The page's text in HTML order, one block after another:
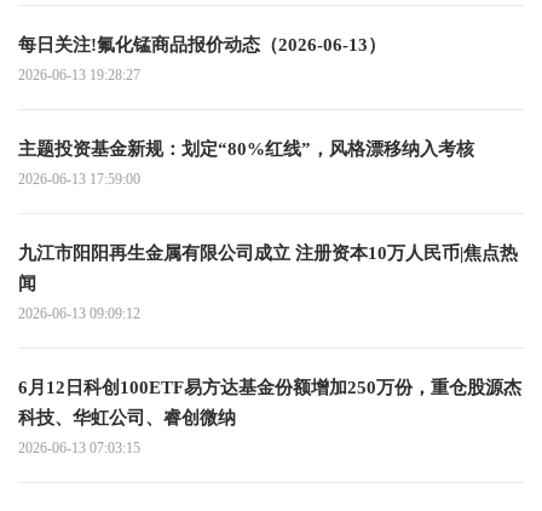
每日关注!氟化锰商品报价动态（2026-06-13）
2026-06-13 19:28:27
主题投资基金新规：划定“80%红线”，风格漂移纳入考核
2026-06-13 17:59:00
九江市阳阳再生金属有限公司成立 注册资本10万人民币|焦点热
闻
2026-06-13 09:09:12
6月12日科创100ETF易方达基金份额增加250万份，重仓股源杰
科技、华虹公司、睿创微纳
2026-06-13 07:03:15